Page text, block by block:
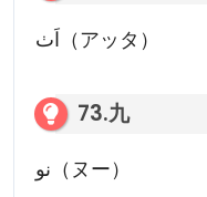
اَٺ（アッタ）
73.九
نو（ヌー）